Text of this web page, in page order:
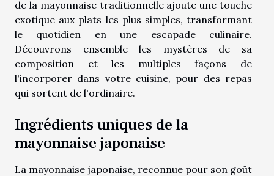
de la mayonnaise traditionnelle ajoute une touche
exotique aux plats les plus simples, transformant
le quotidien en une escapade culinaire.
Découvrons ensemble les mystères de sa
composition et les multiples façons de
l'incorporer dans votre cuisine, pour des repas
qui sortent de l'ordinaire.
Ingrédients uniques de la
mayonnaise japonaise
La mayonnaise japonaise, reconnue pour son goût